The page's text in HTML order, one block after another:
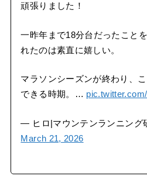
頑張りました！
一昨年まで18分台だったこと
れたのは素直に嬉しい。
マラソンシーズンが終わり、
できる時期。…
— ヒロ|マウンテンランニング
March 21, 2026